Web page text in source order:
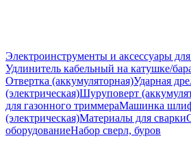
Электроинструменты и аксессуары
Удлинитель кабельный на катушке/
Отвертка (аккумуляторная)Ударная
(электрическая)Шуруповерт
для газонного триммераМашинка
(электрическая)Материалы для сварки
оборудованиеНабор сверл, буров